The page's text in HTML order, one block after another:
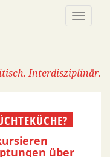
Interdisziplinär.
über